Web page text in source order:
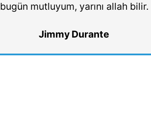
bugün mutluyum, yarını allah bilir.
Jimmy Durante